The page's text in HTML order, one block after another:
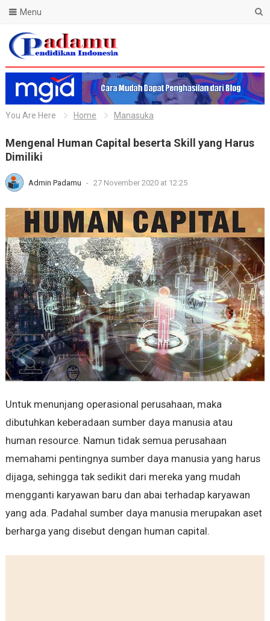
Blog Padamu
Menu
You Are Here Home Manasuka
Mengenal Human Capital beserta Skill yang Harus
Dimiliki
Admin Padamu - 27 November 2020 at 12:25
Untuk menunjang operasional perusahaan, maka
dibutuhkan keberadaan sumber daya manusia atau
human resource. Namun tidak semua perusahaan
memahami pentingnya sumber daya manusia yang harus
dijaga, sehingga tak sedikit dari mereka yang mudah
mengganti karyawan baru dan abai terhadap karyawan
yang ada. Padahal sumber daya manusia merupakan aset
berharga yang disebut dengan human capital.